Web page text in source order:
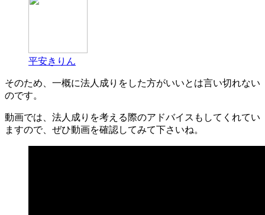
平安きりん
そのため、一概に法人成りをした方がいいとは言い切れない
のです。
動画では、法人成りを考える際のアドバイスもしてくれてい
ますので、ぜひ動画を確認してみて下さいね。